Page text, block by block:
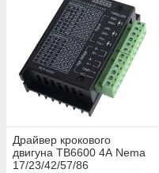
Драйвер крокового
двигуна TB6600 4А Nema
17/23/42/57/86